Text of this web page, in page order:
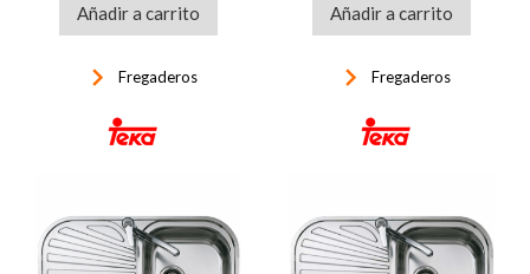
Añadir a carrito
keyboard_arrow_right Fregaderos
Añadir a carrito
keyboard_arrow_right Fregaderos